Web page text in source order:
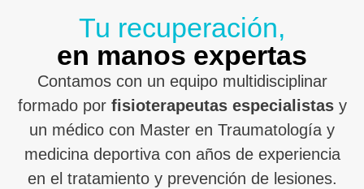
Tu recuperación,
en manos expertas
Contamos con un equipo multidisciplinar
formado por fisioterapeutas especialistasy
un médico con Master en Traumatología y
medicina deportiva con años de experiencia
en el tratamiento y prevención de lesiones.